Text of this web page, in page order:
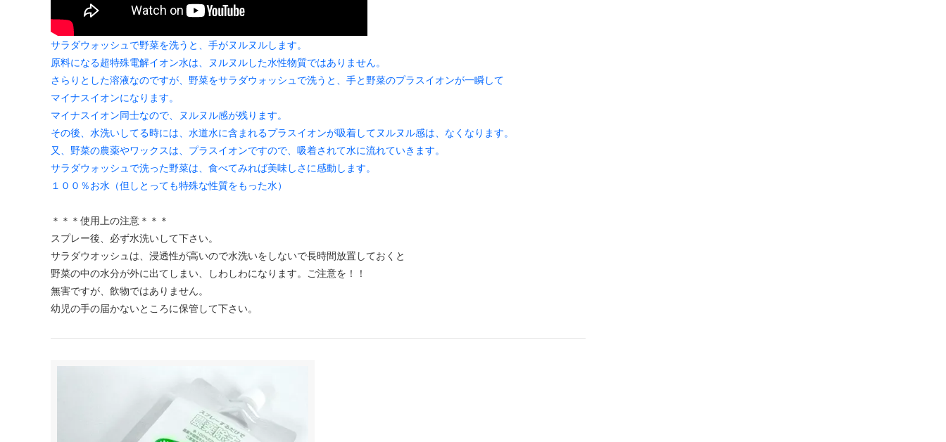
サラダウォッシュで野菜を洗うと、手がヌルヌルします。
原料になる超特殊電解イオン水は、ヌルヌルした水性物質ではありません。
さらりとした溶液なのですが、野菜をサラダウォッシュで洗うと、手と野菜のプラスイオンが一瞬して
マイナスイオンになります。
マイナスイオン同士なので、ヌルヌル感が残ります。
その後、水洗いしてる時には、水道水に含まれるプラスイオンが吸着してヌルヌル感は、なくなります。
又、野菜の農薬やワックスは、プラスイオンですので、吸着されて水に流れていきます。
サラダウォッシュで洗った野菜は、食べてみれば美味しさに感動します。
１００％お水（但しとっても特殊な性質をもった水）
＊＊＊使用上の注意＊＊＊
スプレー後、必ず水洗いして下さい。
サラダウオッシュは、浸透性が高いので水洗いをしないで長時間放置しておくと
野菜の中の水分が外に出てしまい、しわしわになります。ご注意を！！
無害ですが、飲物ではありません。
幼児の手の届かないところに保管して下さい。